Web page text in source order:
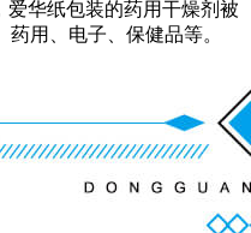
华纸包装的药用干燥剂被
用、电子、保健品等。